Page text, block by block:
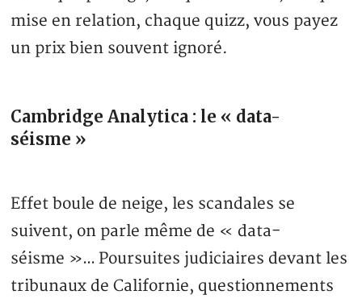
mise en relation, chaque quizz, vous payez
un prix bien souvent ignoré.
Cambridge Analytica : le « data-
séisme »
Effet boule de neige, les scandales se
suivent, on parle même de « data-
séisme »… Poursuites judiciaires devant les
tribunaux de Californie, questionnements